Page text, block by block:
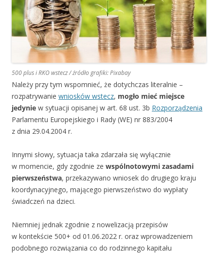
500 plus i RKO wstecz / źródło grafiki: Pixabay
Należy przy tym wspomnieć, że dotychczas literalnie –
rozpatrywanie wniosków wstecz, mogło mieć miejsce
jedynie w sytuacji opisanej w art. 68 ust. 3b Rozporządzenia
Parlamentu Europejskiego i Rady (WE) nr 883/2004
z dnia 29.04.2004 r.
Innymi słowy, sytuacja taka zdarzała się wyłącznie
w momencie, gdy zgodnie ze wspólnotowymi zasadami
pierwszeństwa, przekazywano wniosek do drugiego kraju
koordynacyjnego, mającego pierwszeństwo do wypłaty
świadczeń na dzieci.
Niemniej jednak zgodnie z nowelizacją przepisów
w kontekście 500+ od 01.06.2022 r. oraz wprowadzeniem
podobnego rozwiązania co do rodzinnego kapitału